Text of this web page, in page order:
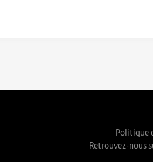
Politique
Retrouvez-nous